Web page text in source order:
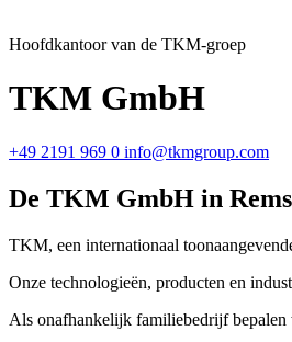
Hoofdkantoor van de TKM-groep
TKM GmbH
+49 2191 969 0 info@tkmgroup.com
De TKM GmbH in
TKM, een internationaal
Onze technologieën, producten en
Als onafhankelijk familiebedrijf bepalen